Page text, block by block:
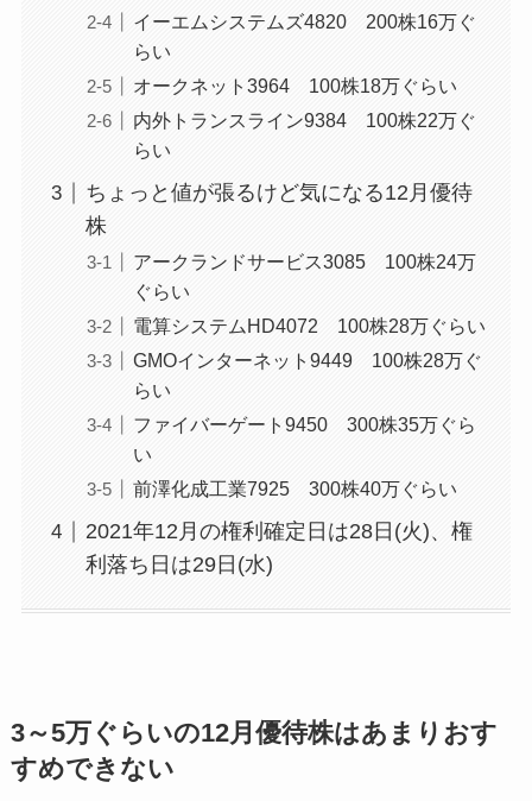
イーエムシステムズ4820 200株16万ぐ
らい
オークネット3964 100株18万ぐらい
内外トランスライン9384 100株22万ぐ
らい
ちょっと値が張るけど気になる12月優待
株
アークランドサービス3085 100株24万
ぐらい
電算システムHD4072 100株28万ぐらい
GMOインターネット9449 100株28万ぐ
らい
ファイバーゲート9450 300株35万ぐら
い
前澤化成工業7925 300株40万ぐらい
2021年12月の権利確定日は28日(火)、権
利落ち日は29日(水)
3～5万ぐらいの12月優待株はあまりおす
すめできない